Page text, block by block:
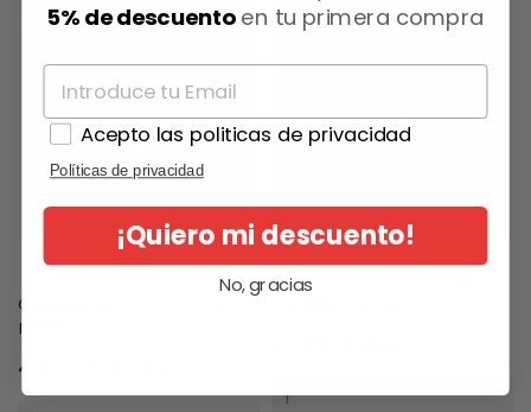
GAMMA+ SECADOR 2001R
NEGRO...
Precio
49,13 €
base
5% de descuentoen tu primera compra
Acepto las politicas de privacidad
Políticas de privacidad
¡Quiero mi descuento!
No, gracias